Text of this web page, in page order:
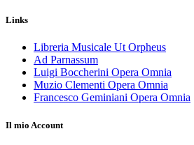
Links
Libreria Musicale Ut Orpheus
Ad Parnassum
Luigi Boccherini Opera Omnia
Muzio Clementi Opera Omnia
Francesco Geminiani Opera Omnia
Il mio Account